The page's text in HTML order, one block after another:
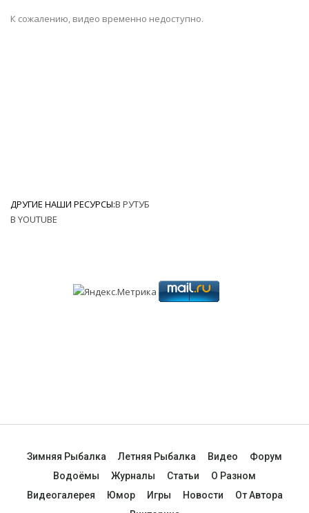
К сожалению, видео временно недоступно.
ДРУГИЕ НАШИ РЕСУРСЫ:В РУТУБ
В YOUTUBE
Зимняя Рыбалка Летняя Рыбалка Видео
Форум
Водоёмы
Журналы Статьи
О Разном
Видеогалерея
Юмор Игры Новости
От Автора